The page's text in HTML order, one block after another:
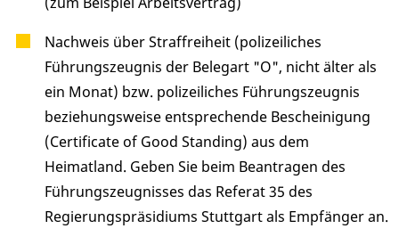
Nachweis über Straffreiheit (polizeiliches
Führungszeugnis der Belegart "O", nicht älter als
ein Monat) bzw. polizeiliches Führungszeugnis
beziehungsweise entsprechende Bescheinigung
(Certificate of Good Standing) aus dem
Heimatland. Geben Sie beim Beantragen des
Führungszeugnisses das Referat 35 des
Regierungspräsidiums Stuttgart als Empfänger an.